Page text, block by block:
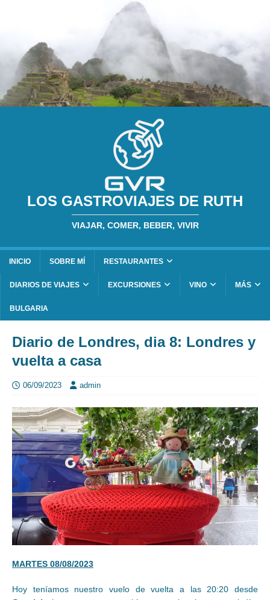
LOS GASTROVIAJES DE RUTH
VIAJAR, COMER, BEBER, VIVIR
INICIO SOBRE MÍ RESTAURANTES
DIARIOS DE VIAJES EXCURSIONES VINO MÁS
BULGARIA
Diario de Londres, dia 8: Londres y
vuelta a casa
06/09/2023 admin
MARTES 08/08/2023
Hoy teníamos nuestro vuelo de vuelta a las 20:20 desde